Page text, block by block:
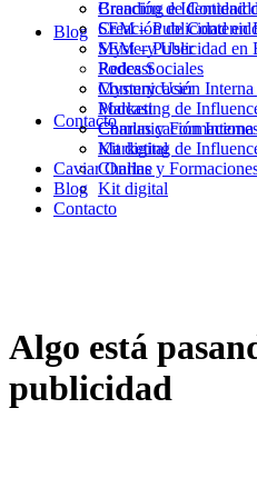
Branding e Identidad
Creación de
SEM – Publicidad en
Redes Sociales
Mystery User
Podcast
Comunicación
Marketing de
Charlas y
Kit digital
Blog
Contacto
Creación de
SEM – Publicidad en
Mystery User
Podcast
Comunicación
Marketing de
Charlas y
Kit digital
Caviar Online
Blog
Contacto
Algo está
publicidad